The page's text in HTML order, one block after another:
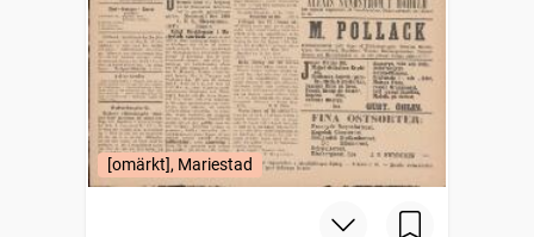
[omärkt], Mariestad